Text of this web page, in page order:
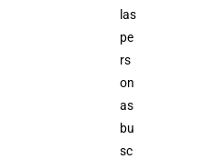
las
pe
rs
on
as
bu
sc